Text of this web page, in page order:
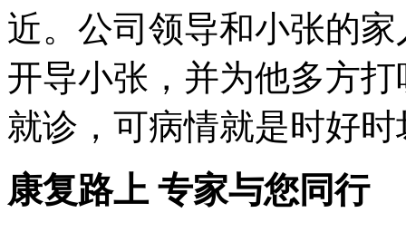
近。公司领导和小张的
开导小张，并为他多方
就诊，可病情就是时好
康复路上 专家与您同行